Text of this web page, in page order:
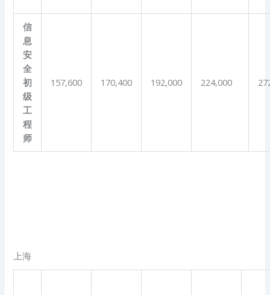
信
息
安
全
初
级
工
程
师
157,600 170,400 192,000 224,000
上海